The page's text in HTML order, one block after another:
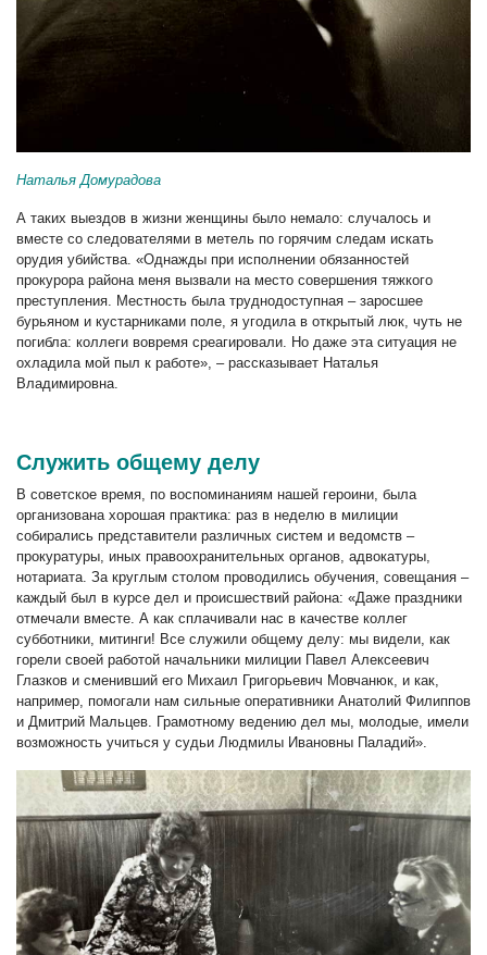
Наталья Домурадова
А таких выездов в жизни женщины было немало: случалось и
вместе со следователями в метель по горячим следам искать
орудия убийства. «Однажды при исполнении обязанностей
прокурора района меня вызвали на место совершения тяжкого
преступления. Местность была труднодоступная – заросшее
бурьяном и кустарниками поле, я угодила в открытый люк, чуть не
погибла: коллеги вовремя среагировали. Но даже эта ситуация не
охладила мой пыл к работе», – рассказывает Наталья
Владимировна.
Служить общему делу
В советское время, по воспоминаниям нашей героини, была
организована хорошая практика: раз в неделю в милиции
собирались представители различных систем и ведомств –
прокуратуры, иных правоохранительных органов, адвокатуры,
нотариата. За круглым столом проводились обучения, совещания –
каждый был в курсе дел и происшествий района: «Даже праздники
отмечали вместе. А как сплачивали нас в качестве коллег
субботники, митинги! Все служили общему делу: мы видели, как
горели своей работой начальники милиции Павел Алексеевич
Глазков и сменивший его Михаил Григорьевич Мовчанюк, и как,
например, помогали нам сильные оперативники Анатолий Филиппов
и Дмитрий Мальцев. Грамотному ведению дел мы, молодые, имели
возможность учиться у судьи Людмилы Ивановны Паладий».